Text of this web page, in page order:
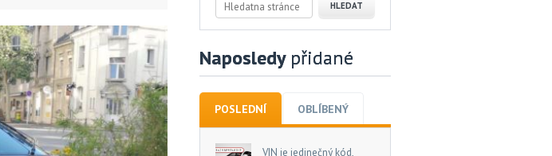
Naposledypřidané
POSLEDNÍ OBLÍBENÝ
VIN je jedinečný kód,